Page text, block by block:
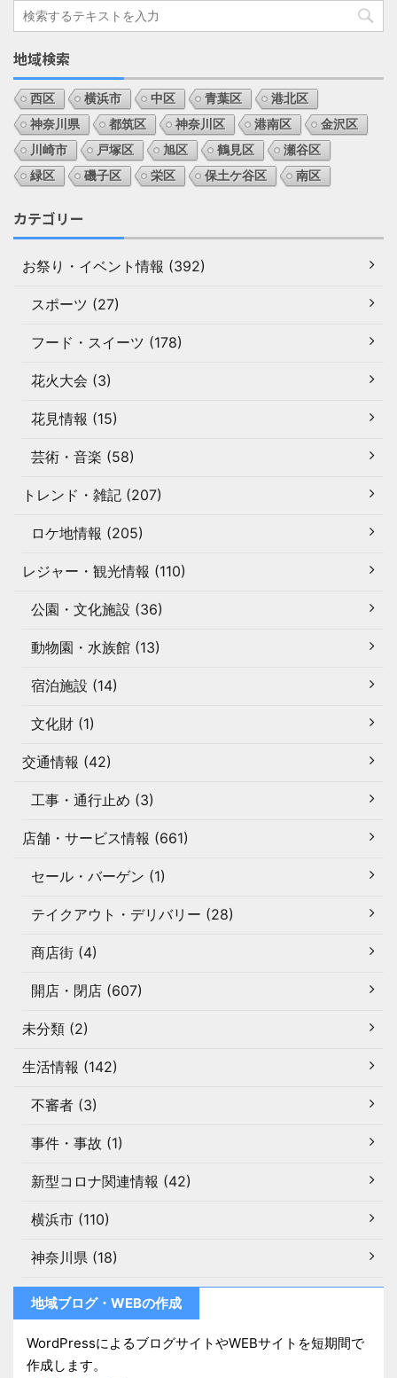
地域検索
西区 横浜市 中区 青葉区
港北区
神奈川県
都筑区 神奈川区 港南区
金沢区
川崎市
戸塚区 旭区 鶴見区
瀬谷区
緑区
磯子区 栄区 保土ケ谷区 南区
カテゴリー
お祭り・イベント情報 (392)
スポーツ (27)
フード・スイーツ (178)
花火大会 (3)
花見情報 (15)
芸術・音楽 (58)
トレンド・雑記 (207)
ロケ地情報 (205)
レジャー・観光情報 (110)
公園・文化施設 (36)
動物園・水族館 (13)
宿泊施設 (14)
文化財 (1)
交通情報 (42)
工事・通行止め (3)
店舗・サービス情報 (661)
セール・バーゲン (1)
テイクアウト・デリバリー (28)
商店街 (4)
開店・閉店 (607)
未分類 (2)
生活情報 (142)
不審者 (3)
事件・事故 (1)
新型コロナ関連情報 (42)
横浜市 (110)
神奈川県 (18)
地域ブログ・WEBの作成
WordPressによるブログサイトやWEBサイトを短期間で
作成します。